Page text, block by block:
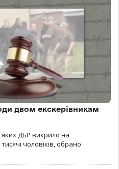
двом екскерівникам
ДБР викрило на
чоловіків, обрано